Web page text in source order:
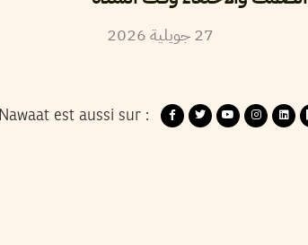
27جويلية 2026
Nawaat est aussi sur :